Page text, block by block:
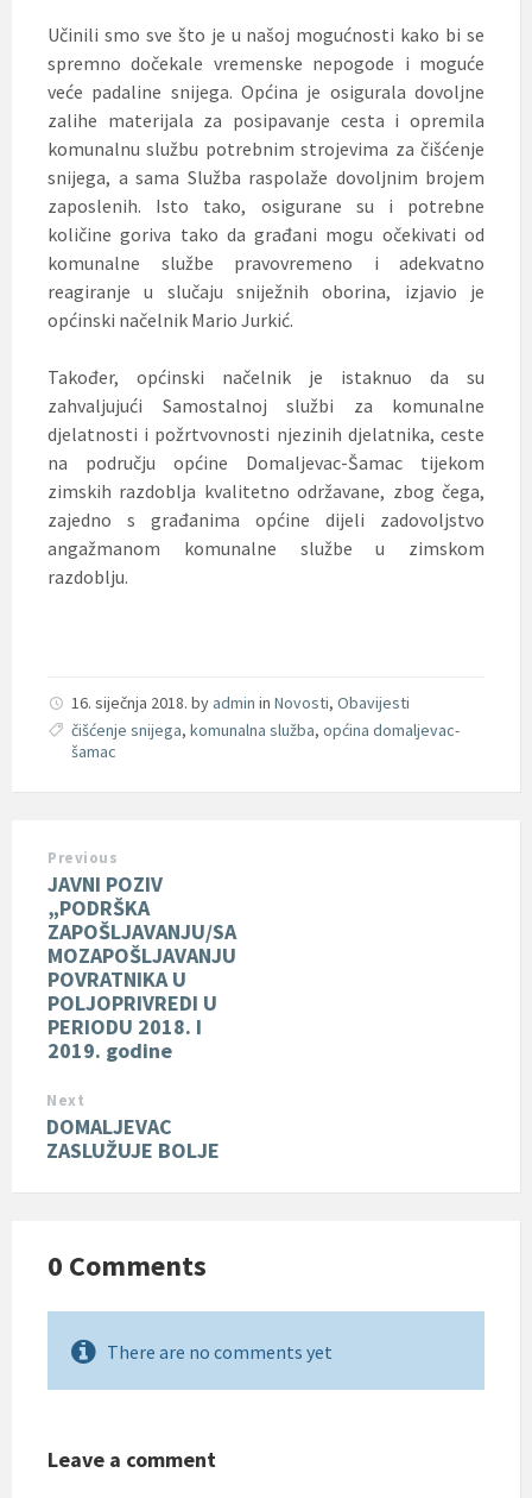
Učinili smo sve što je u našoj mogućnosti kako bi se
spremno dočekale vremenske nepogode i moguće
veće padaline snijega. Općina je osigurala dovoljne
zalihe materijala za posipavanje cesta i opremila
komunalnu službu potrebnim strojevima za čišćenje
snijega, a sama Služba raspolaže dovoljnim brojem
zaposlenih. Isto tako, osigurane su i potrebne
količine goriva tako da građani mogu očekivati od
komunalne službe pravovremeno i adekvatno
reagiranje u slučaju sniježnih oborina, izjavio je
općinski načelnik Mario Jurkić.
Također, općinski načelnik je istaknuo da su
zahvaljujući Samostalnoj službi za komunalne
djelatnosti i požrtvovnosti njezinih djelatnika, ceste
na području općine Domaljevac-Šamac tijekom
zimskih razdoblja kvalitetno održavane, zbog čega,
zajedno s građanima općine dijeli zadovoljstvo
angažmanom komunalne službe u zimskom
razdoblju.
16. siječnja 2018. by admin in Novosti, Obavijesti
čišćenje snijega, komunalna služba, općina domaljevac-
šamac
Previous
JAVNI POZIV
„PODRŠKA
ZAPOŠLJAVANJU/SA
MOZAPOŠLJAVANJU
POVRATNIKA U
POLJOPRIVREDI U
PERIODU 2018. I
2019. godine
Next
DOMALJEVAC
ZASLUŽUJE BOLJE
0 Comments
There are no comments yet
Leave a comment